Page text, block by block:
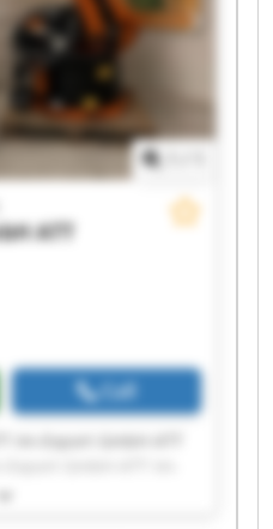
ATT
Call
Im-Export GmbH ATT
GmbH ATT Im-